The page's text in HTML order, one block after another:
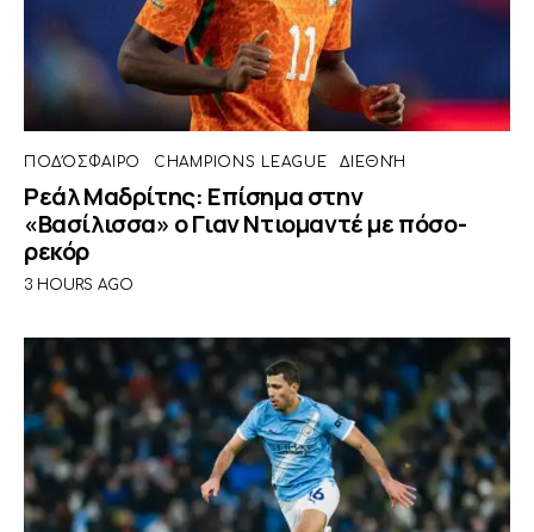
ΠΟΔΌΣΦΑΙΡΟ CHAMPIONS LEAGUE ΔΙΕΘΝΉ
Ρεάλ Μαδρίτης: Επίσημα στην
«Βασίλισσα» ο Γιαν Ντιομαντέ με πόσο-
ρεκόρ
3 HOURS AGO